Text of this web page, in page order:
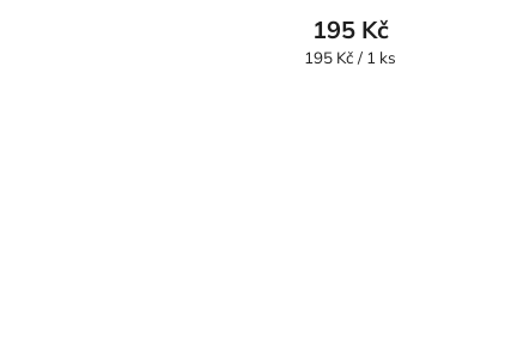
produktu
je
195 Kč
Měrná
195 Kč / 1 ks